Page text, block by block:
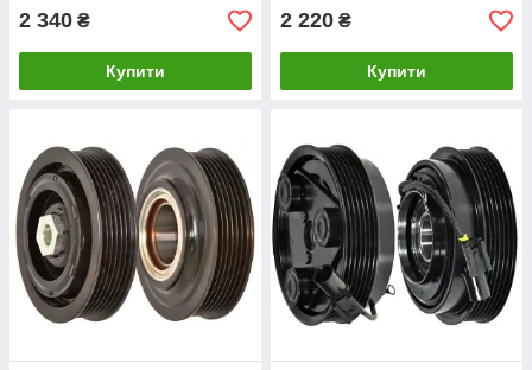
2 340 ₴
Купити
2 220 ₴
Купити